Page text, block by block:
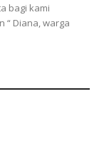
bagi kami
“ Diana, warga